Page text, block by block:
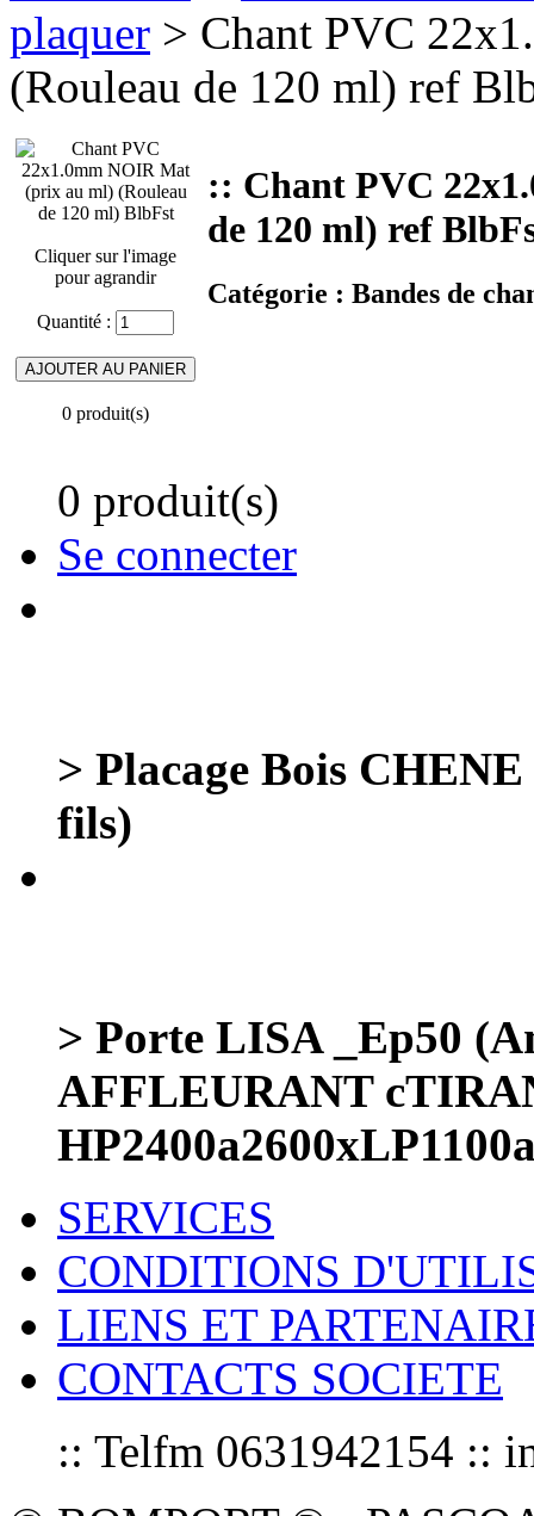
plaquer > Chant PVC
(Rouleau de 120 ml) ref
Cliquer sur l'image
pour agrandir
Quantité :
0 produit(s)
:: Chant PVC
de 120 ml) ref
Catégorie : Bandes de
0 produit(s)
Se connecter
> Placage Bois
fils)
> Porte LISA _Ep50
AFFLEURANT
SERVICES
CONDITIONS
LIENS ET
CONTACTS SOCIETE
:: Telfm 0631942154 ::